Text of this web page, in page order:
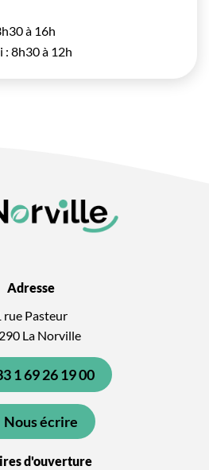
à 16h
8h30 à 12h
Adresse
rue Pasteur
La Norville
1 69 26 19 00
Nous écrire
d'ouverture